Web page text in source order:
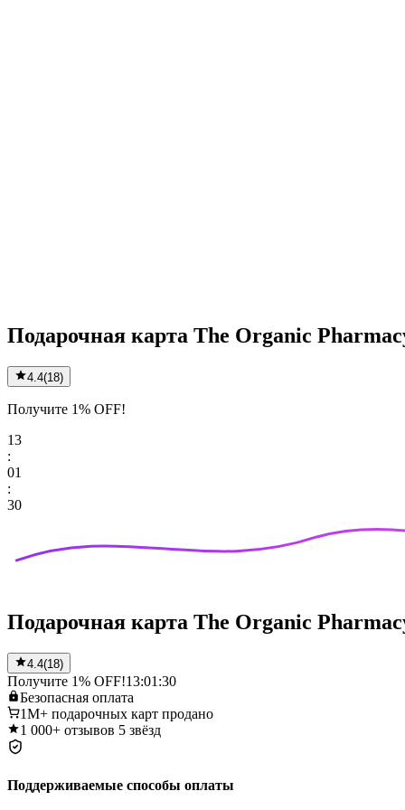
Подарочная карта The Organic
4.4(18)
Получите 1% OFF!
13
:
01
:
30
Подарочная карта The Organic
4.4(18)
Получите 1% OFF!13:01:30
Безопасная оплата
1M+ подарочных карт продано
1 000+ отзывов 5 звёзд
Поддерживаемые способы оплаты